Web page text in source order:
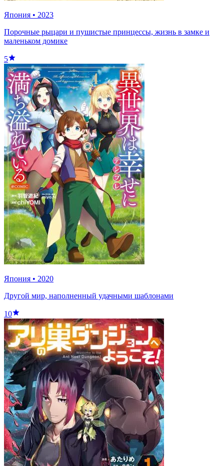
Япония • 2023
Порочные рыцари и пушистые принцессы, жизнь в замке и
маленьком домике
5
Япония • 2020
Другой мир, наполненный удачными шаблонами
10